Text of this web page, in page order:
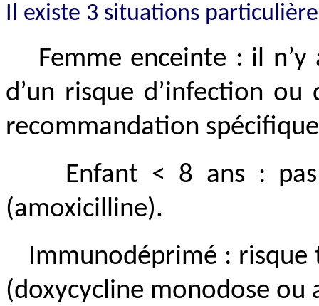
Il existe 3 situations
Femme enceinte : il
d’un risque d’infection
recommandation
Enfant < 8 ans :
(amoxicilline).
Immunodéprimé :
(doxycycline monodose